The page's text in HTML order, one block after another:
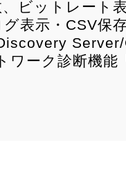
ビットレート
表示・CSV保
Server/
ワーク診断機